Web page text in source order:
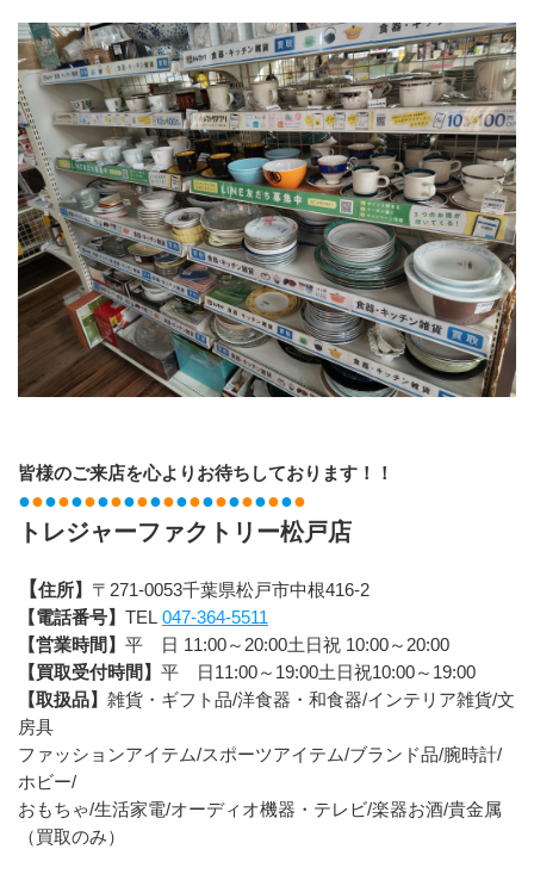
皆様のご来店を心よりお待ちしております！！
●●●●●●●●●●●●●●●●●●●●●●
トレジャーファクトリー松戸店
【住所】 〒271-0053千葉県松戸市中根416-2
【電話番号】 TEL 047-364-5511
【営業時間】 平　日 11:00～20:00土日祝 10:00～20:00
【買取受付時間】 平　日11:00～19:00土日祝10:00～19:00
【取扱品】 雑貨・ギフト品/洋食器・和食器/インテリア雑貨/文
房具
ファッションアイテム/スポーツアイテム/ブランド品/腕時計/
ホビー/
おもちゃ/生活家電/オーディオ機器・テレビ/楽器お酒/貴金属
（買取のみ）